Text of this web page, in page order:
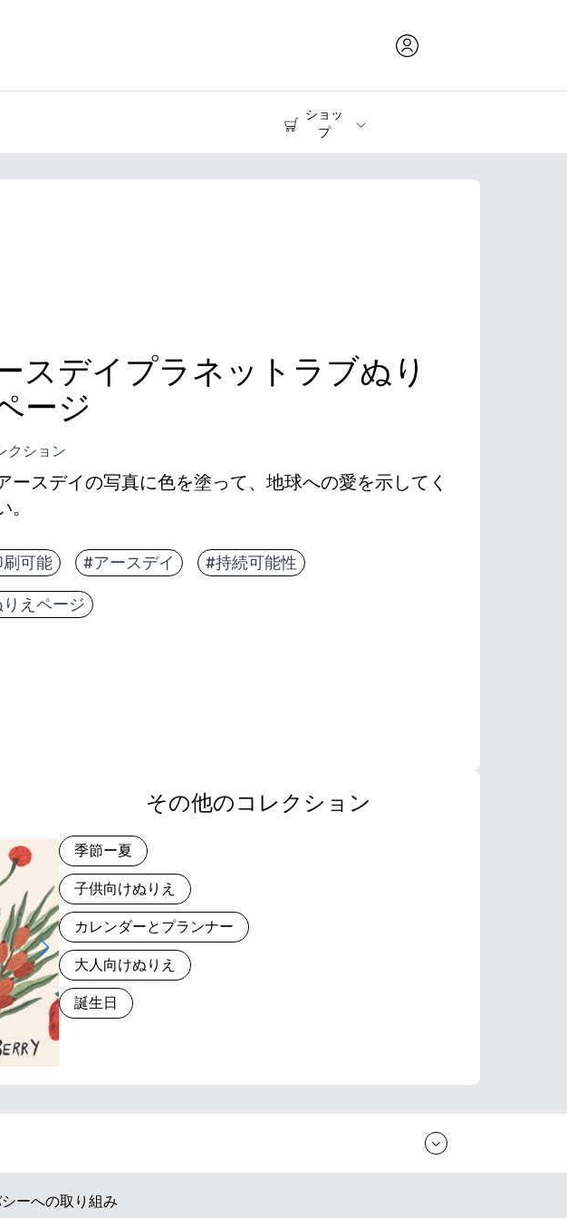
ショッ
プ
プリンター
スデイプラネットラブぬり
ージ
クション
ースデイの写真に色を塗って、地球への愛を示してく
。
可能 #アースデイ #持続可能性
えページ
その他のコレクション
季節ー夏
子供向けぬりえ
カレンダーとプランナー
大人向けぬりえ
誕生日
ーへの取り組み